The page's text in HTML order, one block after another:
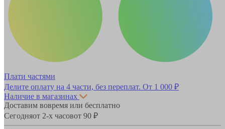
Плати частями
Делите оплату на 4 части, без переплат. От 1 000 ₽
Наличие в магазинах
Доставим вовремя или бесплатно
Сегодняот 2-х часовот 90 ₽